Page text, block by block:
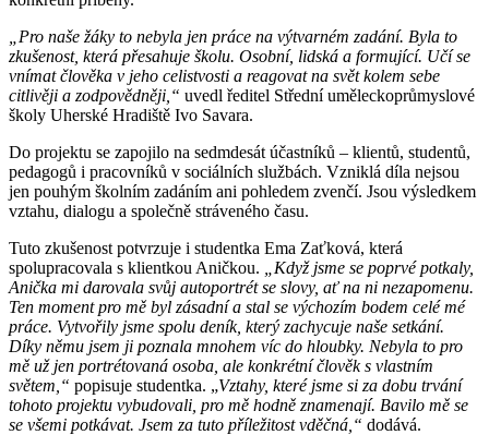
„Pro naše žáky to nebyla jen práce na výtvarném zadání. Byla to
zkušenost, která přesahuje školu. Osobní, lidská a formující. Učí se
vnímat člověka v jeho celistvosti a reagovat na svět kolem sebe
citlivěji a zodpovědněji,“ uvedl ředitel Střední uměleckoprůmyslové
školy Uherské Hradiště Ivo Savara.
Do projektu se zapojilo na sedmdesát účastníků – klientů, studentů,
pedagogů i pracovníků v sociálních službách. Vzniklá díla nejsou
jen pouhým školním zadáním ani pohledem zvenčí. Jsou výsledkem
vztahu, dialogu a společně stráveného času.
Tuto zkušenost potvrzuje i studentka Ema Zaťková, která
spolupracovala s klientkou Aničkou.
„Když jsme se poprvé potkaly,
Anička mi darovala svůj autoportrét se slovy, ať na ni nezapomenu.
Ten moment pro mě byl zásadní a stal se výchozím bodem celé mé
práce. Vytvořily jsme spolu deník, který zachycuje naše setkání.
Díky němu jsem ji poznala mnohem víc do hloubky. Nebyla to pro
mě už jen portrétovaná osoba, ale konkrétní člověk s vlastním
světem,“ popisuje studentka. „Vztahy, které jsme si za dobu trvání
tohoto projektu vybudovali, pro mě hod­ně znamenají. Bavilo mě se
se všemi potkávat. Jsem za tuto příležitost vděčná,“ dodává.